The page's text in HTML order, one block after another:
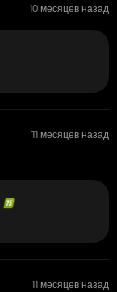
10 месяцев назад
11 месяцев назад
11 месяцев назад